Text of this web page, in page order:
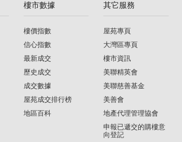
樓市數據
樓價指數
信心指數
最新成交
歷史成交
成交數據
屋苑成交排行榜
地區百科
其它服務
屋苑專頁
大灣區專頁
樓市資訊
美聯精英會
美聯慈善基金
美善會
地產代理管理協會
申報已遞交的購樓意
向登記